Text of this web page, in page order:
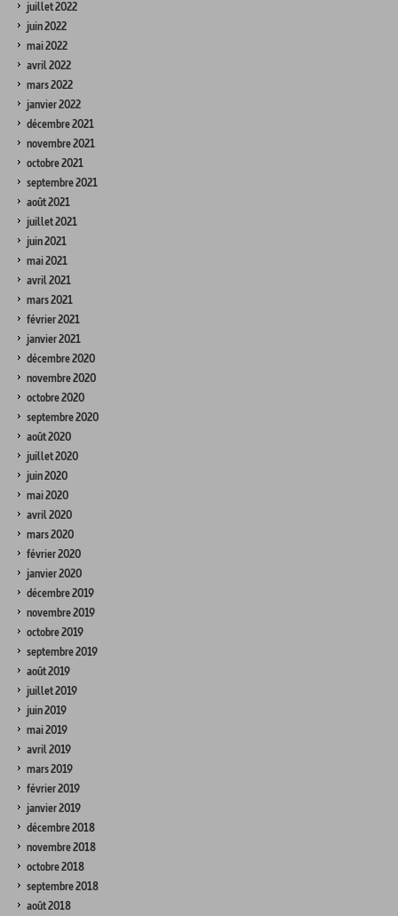
juillet 2022
juin 2022
mai 2022
avril 2022
mars 2022
janvier 2022
décembre 2021
novembre 2021
octobre 2021
septembre 2021
août 2021
juillet 2021
juin 2021
mai 2021
avril 2021
mars 2021
février 2021
janvier 2021
décembre 2020
novembre 2020
octobre 2020
septembre 2020
août 2020
juillet 2020
juin 2020
mai 2020
avril 2020
mars 2020
février 2020
janvier 2020
décembre 2019
novembre 2019
octobre 2019
septembre 2019
août 2019
juillet 2019
juin 2019
mai 2019
avril 2019
mars 2019
février 2019
janvier 2019
décembre 2018
novembre 2018
octobre 2018
septembre 2018
août 2018